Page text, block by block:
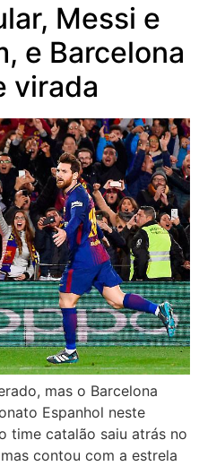
Messi e
e Barcelona
virada
mas o Barcelona
Espanhol neste
time catalão saiu atrás no
contou com a estrela